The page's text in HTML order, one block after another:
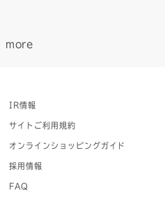
IR情報
サイトご利用規約
オンラインショッピングガイド
採用情報
FAQ